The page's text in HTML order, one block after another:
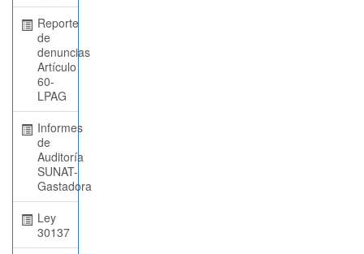
Reporte
de
denuncias
Artículo
60-
LPAG
Informes
de
Auditoría
SUNAT-
Gastadora
Ley
30137